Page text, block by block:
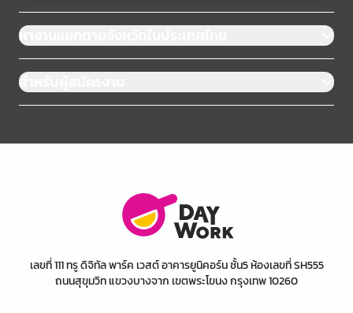
หางานแยกตามจังหวัดในประเทศไทย
สำหรับผู้สมัครงาน
เลขที่ 111 ทรู ดิจิทัล พาร์ค เวสต์ อาคารยูนิคอร์น ชั้น5 ห้องเลขที่ SH555
ถนนสุขุมวิท แขวงบางจาก เขตพระโขนง กรุงเทพ 10260